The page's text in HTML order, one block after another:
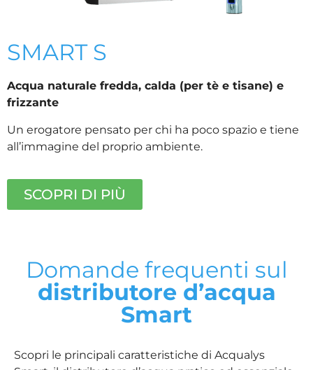
SMART S
Acqua naturale fredda, calda (per tè e tisane) e
frizzante
Un erogatore pensato per chi ha poco spazio e tiene
all’immagine del proprio ambiente.
SCOPRI DI PIÙ
Domande frequenti sul
distributore d’acqua
Smart
Scopri le principali caratteristiche di Acqualys